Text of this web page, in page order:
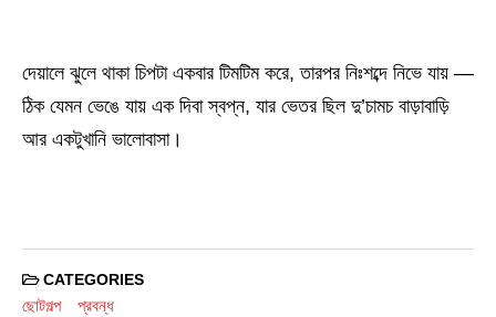
দেয়ালে ঝুলে থাকা চিপটা একবার টিমটিম করে, তারপর নিঃশব্দে নিভে যায় —
ঠিক যেমন ভেঙে যায় এক দিবা স্বপ্ন, যার ভেতর ছিল দু’চামচ বাড়াবাড়ি
আর একটুখানি ভালোবাসা।
CATEGORIES
ছোটগল্প প্রবন্ধ